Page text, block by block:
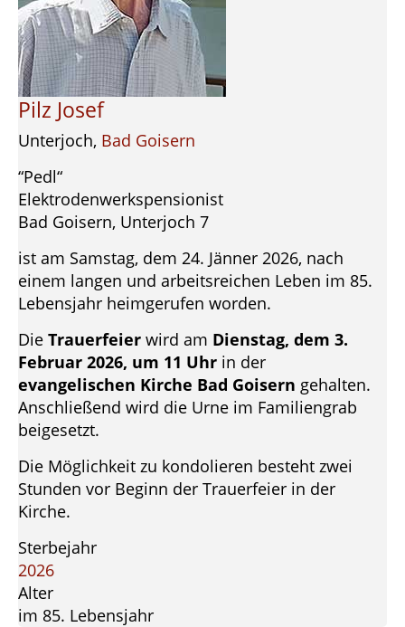
Pilz Josef
Unterjoch, Bad Goisern
“Pedl“
Elektrodenwerkspensionist
Bad Goisern, Unterjoch 7
ist am Samstag, dem 24. Jänner 2026, nach
einem langen und arbeitsreichen Leben im 85.
Lebensjahr heimgerufen worden.
Die Trauerfeier wird am Dienstag, dem 3.
Februar 2026, um 11 Uhr in der
evangelischen Kirche Bad Goisern gehalten.
Anschließend wird die Urne im Familiengrab
beigesetzt.
Die Möglichkeit zu kondolieren besteht zwei
Stunden vor Beginn der Trauerfeier in der
Kirche.
Sterbejahr
2026
Alter
im 85. Lebensjahr